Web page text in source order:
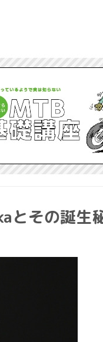
とその誕生